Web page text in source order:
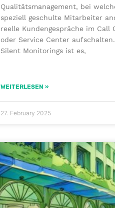
Qualitätsmanagement, bei
speziell geschulte Mitarbeiter
reelle Kundengespräche im Call
oder Service Center
Silent Monitorings ist es,
WEITERLESEN »
27. February 2025